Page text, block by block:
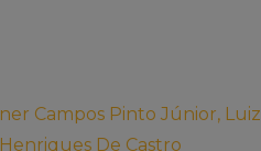
Campos Pinto Júnior,
De Castro